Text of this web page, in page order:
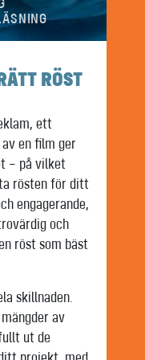
RÖST
ett
en film ger
– på vilket
rösten för ditt
engagerande,
och
röst som bäst
skillnaden.
av
ut de